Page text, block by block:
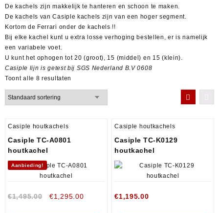
De kachels zijn makkelijk te hanteren en schoon te maken.
De kachels van Casiple kachels zijn van een hoger segment.
Kortom de Ferrari onder de kachels !!
Bij elke kachel kunt u extra losse verhoging bestellen, er is namelijk
een variabele voet.
U kunt het ophogen tot 20 (groot), 15 (middel) en 15 (klein).
Casiple lijn is getest bij SGS Nederland B.V 0608
Toont alle 8 resultaten
Casiple houtkachels
Casiple TC-A0801
houtkachel
Aanbieding!
€1,495.00 €1,295.00
Casiple houtkachels
Casiple TC-K0129
houtkachel
€1,195.00